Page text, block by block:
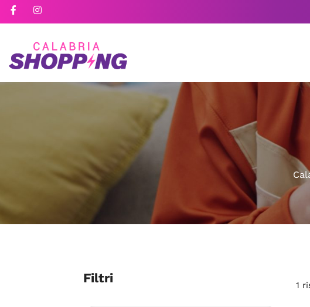
Filtri 1